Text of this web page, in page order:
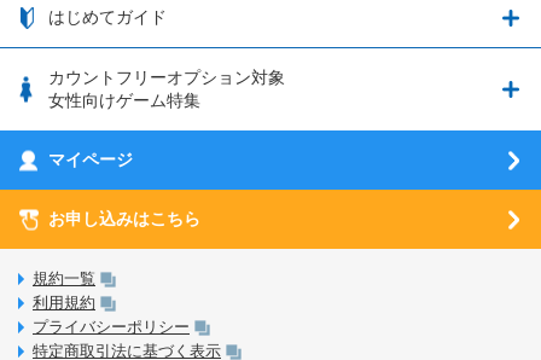
フィルタリングアプリ
5G回線オプションについて
LINE年齢認証について
LinksStoreについて
釣り★スタ
ウマスクについて
動作確認済み端末一覧
nanoSIM･microSIM･通常SIMの初期設定方法
eSIMの初期設定方法
MVNOのギモンを解消！
3Dセキュアについて
未成年者の方のご契約
お知らせ一覧
はじめてガイド
はじめてガイド
SIMサービスについて
SIMロック解除ガイド
LinksMateのサービスについて
カウントフリーオプション対象
女性向けゲーム特集
刀剣乱舞-ONLINE- Pocket
あんさんぶるスターズ！！Music
マイページ
お申し込みはこちら
規約一覧
利用規約
プライバシーポリシー
特定商取引法に基づく表示